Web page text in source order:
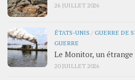
26 JUILLET 2026
ÉTATS-UNIS /GUERRE DE
GUERRE
Le Monitor, un étrange
20 JUILLET 2026